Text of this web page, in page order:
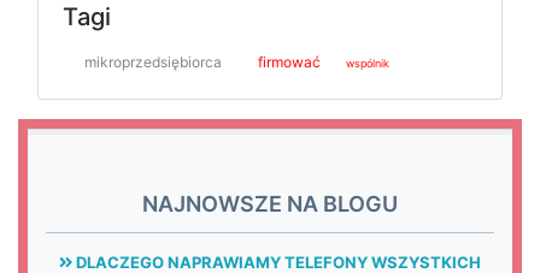
Tagi
mikroprzedsiębiorca firmować wspólnik
NAJNOWSZE NA BLOGU
DLACZEGO NAPRAWIAMY TELEFONY WSZYSTKICH